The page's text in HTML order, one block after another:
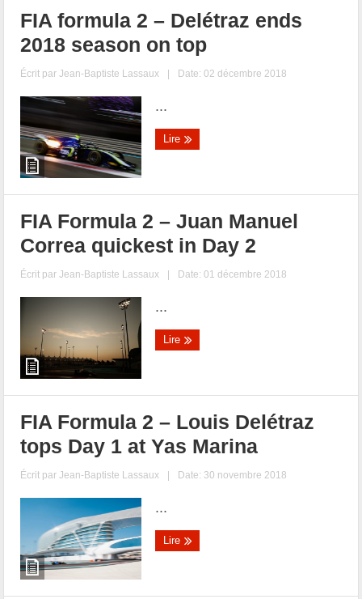
FIA formula 2 – Delétraz ends
2018 season on top
Écrit parJean-Baptiste Lassaux | Date: 02 décembre 2018
...
Lire
FIA Formula 2 – Juan Manuel
Correa quickest in Day 2
Écrit parJean-Baptiste Lassaux | Date: 01 décembre 2018
...
Lire
FIA Formula 2 – Louis Delétraz
tops Day 1 at Yas Marina
Écrit parJean-Baptiste Lassaux | Date: 30 novembre 2018
...
Lire